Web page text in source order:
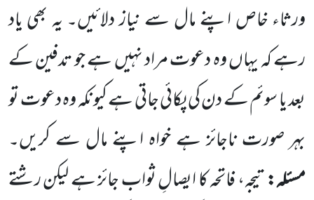
ورثاء خاص اپنے مال سے نیاز دلائیں۔ یہ بھی یاد
رہے کہ یہاں وہ دعوت مراد نہیں ہے جو تدفین کے
بعد یا سوئم کے دن کی پکائی جاتی ہے کیونکہ وہ دعوت تو
بہر صورت ناجائز ہے خواہ اپنے مال سے کریں۔
مسئلہ:تیجہ، فاتحہ کا ایصالِ ثواب جائز ہے لیکن رشتے